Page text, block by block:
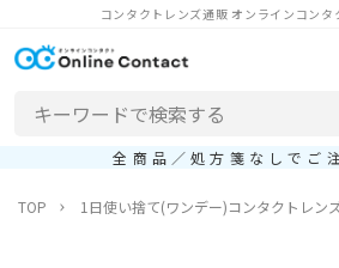
コンタクトレンズ通販 オンラインコン
全商品／処方箋なしでご
TOP 1日使い捨て(ワンデー)コンタクトレン